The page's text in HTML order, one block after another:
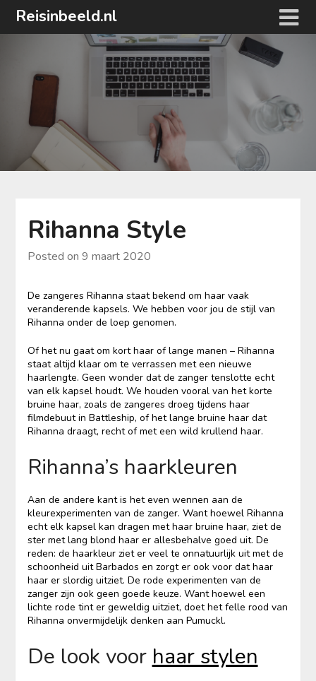
Reisinbeeld.nl
Rihanna Style
Posted on 9 maart 2020
De zangeres Rihanna staat bekend om haar vaak
veranderende kapsels. We hebben voor jou de stijl van
Rihanna onder de loep genomen.
Of het nu gaat om kort haar of lange manen – Rihanna
staat altijd klaar om te verrassen met een nieuwe
haarlengte. Geen wonder dat de zanger tenslotte echt
van elk kapsel houdt. We houden vooral van het korte
bruine haar, zoals de zangeres droeg tijdens haar
filmdebuut in Battleship, of het lange bruine haar dat
Rihanna draagt, recht of met een wild krullend haar.
Rihanna’s haarkleuren
Aan de andere kant is het even wennen aan de
kleurexperimenten van de zanger. Want hoewel Rihanna
echt elk kapsel kan dragen met haar bruine haar, ziet de
ster met lang blond haar er allesbehalve goed uit. De
reden: de haarkleur ziet er veel te onnatuurlijk uit met de
schoonheid uit Barbados en zorgt er ook voor dat haar
haar er slordig uitziet. De rode experimenten van de
zanger zijn ook geen goede keuze. Want hoewel een
lichte rode tint er geweldig uitziet, doet het felle rood van
Rihanna onvermijdelijk denken aan Pumuckl.
De look voor haar stylen